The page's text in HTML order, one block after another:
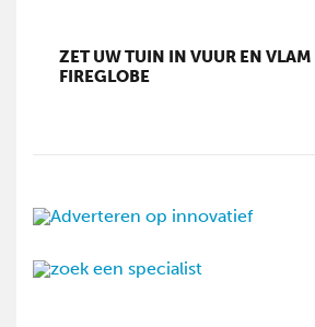
ZET UW TUIN IN VUUR EN VLAM
FIREGLOBE